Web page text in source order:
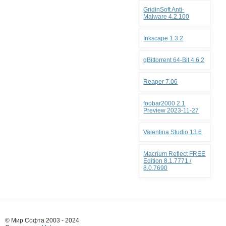
GridinSoft Anti-
Malware 4.2.100
Inkscape 1.3.2
qBittorrent 64-Bit 4.6.2
Reaper 7.06
foobar2000 2.1
Preview 2023-11-27
Valentina Studio 13.6
Macrium Reflect FREE
Edition 8.1.7771 /
8.0.7690
© Мир Софта 2003 - 2024